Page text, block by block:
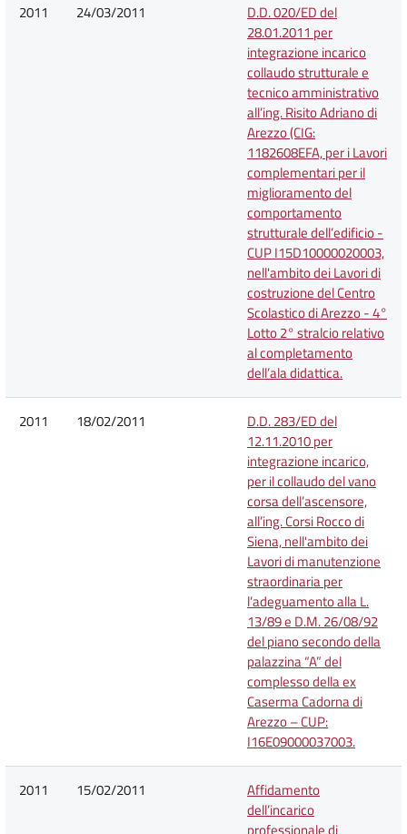
2011 24/03/2011
D.D. 020/ED del
28.01.2011 per
integrazione incarico
collaudo strutturale e
tecnico amministrativo
all’ing. Risito Adriano di
Arezzo (CIG:
1182608EFA, per i Lavori
complementari per il
miglioramento del
comportamento
strutturale dell’edificio -
CUP I15D10000020003,
nell'ambito dei Lavori di
costruzione del Centro
Scolastico di Arezzo - 4°
Lotto 2° stralcio relativo
al completamento
dell’ala didattica.
2011 18/02/2011
D.D. 283/ED del
12.11.2010 per
integrazione incarico,
per il collaudo del vano
corsa dell’ascensore,
all’ing. Corsi Rocco di
Siena, nell'ambito dei
Lavori di manutenzione
straordinaria per
l’adeguamento alla L.
13/89 e D.M. 26/08/92
del piano secondo della
palazzina “A” del
complesso della ex
Caserma Cadorna di
Arezzo – CUP:
I16E09000037003.
2011 15/02/2011
Affidamento
dell’incarico
professionale di